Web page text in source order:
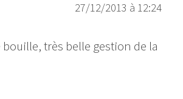
27/12/2013 à 12:24
très belle gestion de la